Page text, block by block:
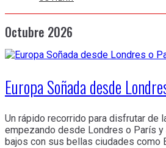
Octubre 2026
Europa Soñada desde
Un rápido recorrido para disfrutar de
empezando desde Londres o París
bajos con sus bellas ciudades como